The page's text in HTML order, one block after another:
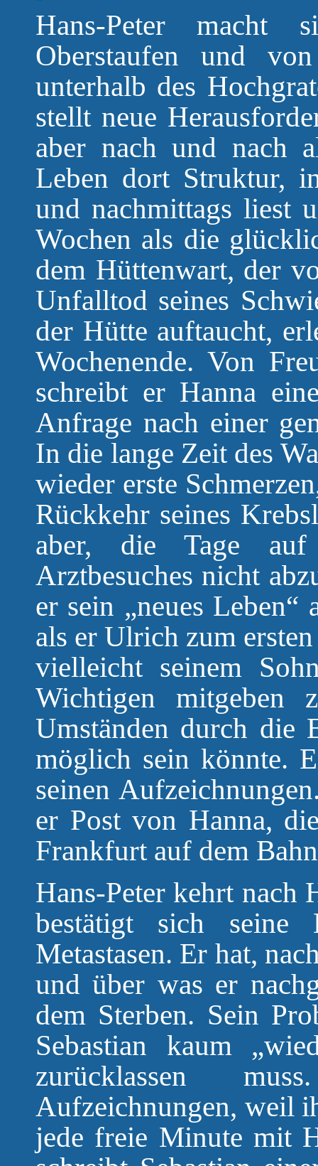
Hans-Peter
Oberstaufen und
unterhalb des
stellt neue
aber nach und nach
Leben dort Struktur,
und nachmittags liest
Wochen als die
dem Hüttenwart, der
Unfalltod seines
der Hütte auftaucht,
Wochenende. Von
schreibt er Hanna
Anfrage nach einer
In die lange Zeit des
wieder erste
Rückkehr seines
aber, die Tage
Arztbesuches nicht
er sein „neues Leben“
als er Ulrich zum
vielleicht seinem
Wichtigen mitgeben
Umständen durch die
möglich sein könnte.
seinen
er Post von Hanna,
Frankfurt auf dem
Hans-Peter kehrt nach
bestätigt sich seine
Metastasen. Er hat,
und über was er
dem Sterben. Sein
Sebastian kaum
zurücklassen
Aufzeichnungen, weil
jede freie Minute mit